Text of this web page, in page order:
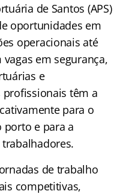
de Santos (APS)
oportunidades em
operacionais até
em segurança,
e
profissionais têm a
para o
e para a
de trabalho
competitivas,